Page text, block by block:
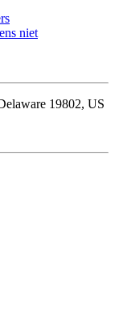
niet
19802, US